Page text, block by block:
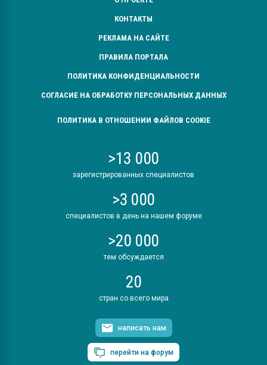
КОНТАКТЫ
РЕКЛАМА НА САЙТЕ
ПРАВИЛА ПОРТАЛА
ПОЛИТИКА КОНФИДЕНЦИАЛЬНОСТИ
СОГЛАСИЕ НА ОБРАБОТКУ ПЕРСОНАЛЬНЫХ ДАННЫХ
ПОЛИТИКА В ОТНОШЕНИИ ФАЙЛОВ COOKIE
>13 000
зарегистрированных специалистов
>3 000
специалистов в день на нашем форуме
>20 000
тем обсуждается
20
стран со всего мира
написать нам
перейти на форум